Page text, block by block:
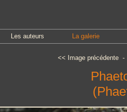
Les auteurs La galerie
<< Image précédente